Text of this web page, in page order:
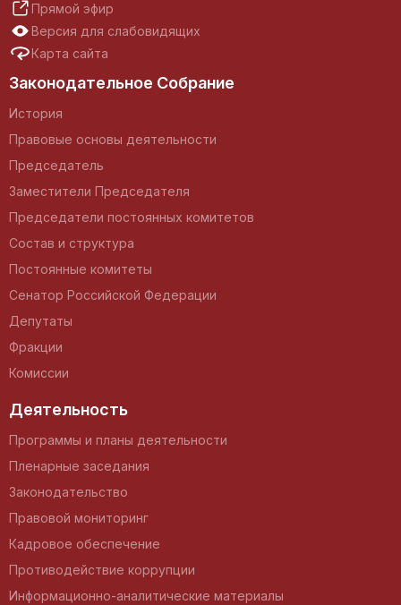
Прямой эфир
Версия для слабовидящих
Карта сайта
Законодательное Собрание
История
Правовые основы деятельности
Председатель
Заместители Председателя
Председатели постоянных комитетов
Состав и структура
Постоянные комитеты
Сенатор Российской Федерации
Депутаты
Фракции
Комиссии
Деятельность
Программы и планы деятельности
Пленарные заседания
Законодательство
Правовой мониторинг
Кадровое обеспечение
Противодействие коррупции
Информационно-аналитические материалы